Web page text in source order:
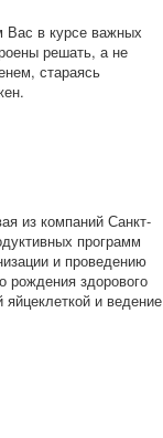
в курсе важных
решать, а не
стараясь
из компаний Санкт-
программ
и проведению
рождения здорового
и ведение